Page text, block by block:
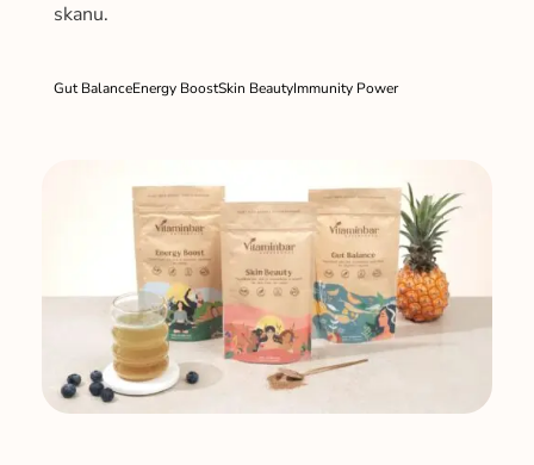
skanu.
Gut BalanceEnergy BoostSkin BeautyImmunity Power